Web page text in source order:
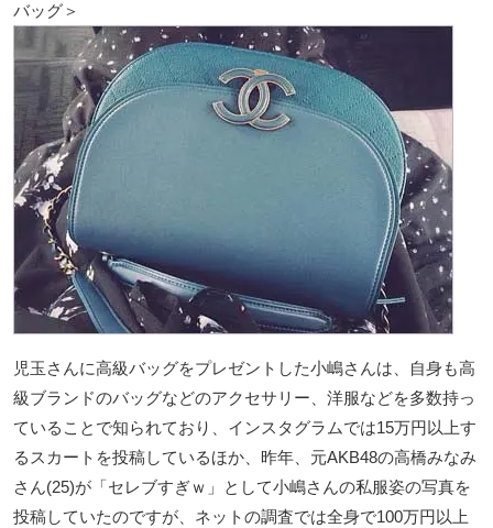
バッグ＞
児玉さんに高級バッグをプレゼントした小嶋さんは、自身も高
級ブランドのバッグなどのアクセサリー、洋服などを多数持っ
ていることで知られており、インスタグラムでは15万円以上す
るスカートを投稿しているほか、昨年、元AKB48の高橋みなみ
さん(25)が「セレブすぎｗ」として小嶋さんの私服姿の写真を
投稿していたのですが、ネットの調査では全身で100万円以上